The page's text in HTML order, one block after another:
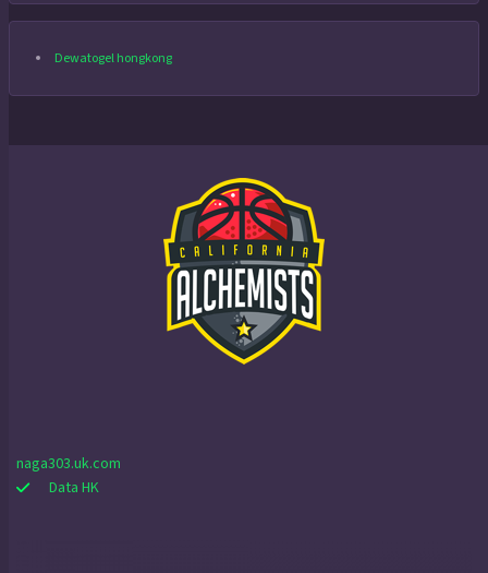
Dewatogel hongkong
naga303.uk.com
Data HK